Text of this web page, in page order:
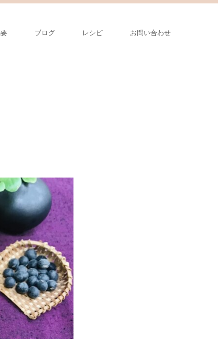
ブログ レシピ お問い合わせ